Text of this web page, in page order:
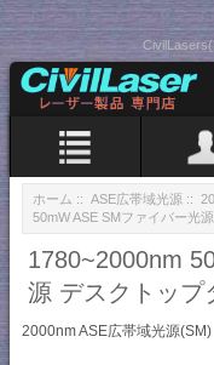
ホーム :: ASE広帯域光源 ::
50mW ASE SMファイバー光
1780~2000nm
源 デスクトップ
2000nm ASE広帯域光源(SM)